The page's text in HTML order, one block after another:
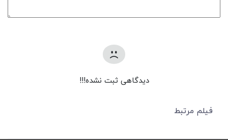
دیدگاهی ثبت نشده!!!
فیلم مرتبط